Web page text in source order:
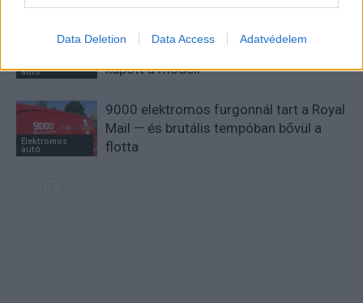
Data Deletion Data Access Adatvédelem
autó
30 000 dollár alá szorult a Ford
elektromos pickupjának ára, és nevet is
kapott a modell
Elektromos
autó
9000 elektromos furgonnál tart a Royal
Mail — és brutális tempóban bővül a
flotta